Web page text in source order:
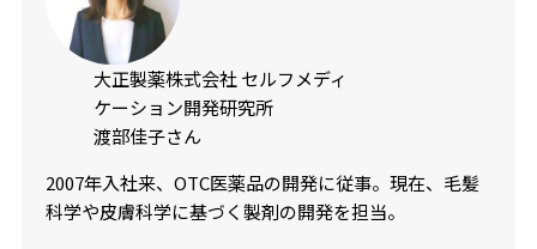
大正製薬株式会社 セルフメディ
ケーション開発研究所
渡部佳子さん
2007年入社来、OTC医薬品の開発に従事。現在、毛髪
科学や皮膚科学に基づく製剤の開発を担当。